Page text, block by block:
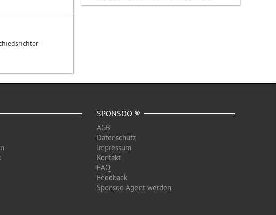
SPONSOO ®
AGB
Datenschutz
Impressum
Kontakt
FAQ
Feedback
Sponsoo Agent werden